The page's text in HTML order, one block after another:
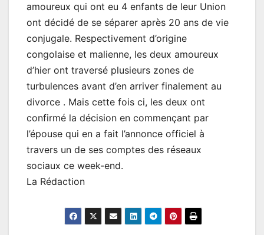
amoureux qui ont eu 4 enfants de leur Union
ont décidé de se séparer après 20 ans de vie
conjugale. Respectivement d’origine
congolaise et malienne, les deux amoureux
d’hier ont traversé plusieurs zones de
turbulences avant d’en arriver finalement au
divorce . Mais cette fois ci, les deux ont
confirmé la décision en commençant par
l’épouse qui en a fait l’annonce officiel à
travers un de ses comptes des réseaux
sociaux ce week-end.
La Rédaction